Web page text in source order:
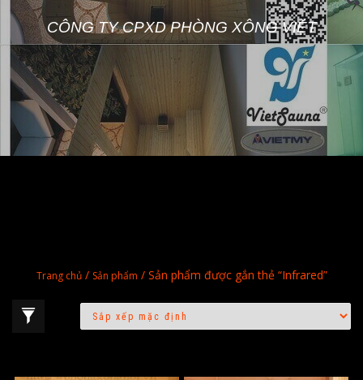
CÔNG TY CPXD PHÒNG XÔNG VIỆT
Trang chủ/ Sản phẩm / Sản phẩm được gắn thẻ “Infrared”